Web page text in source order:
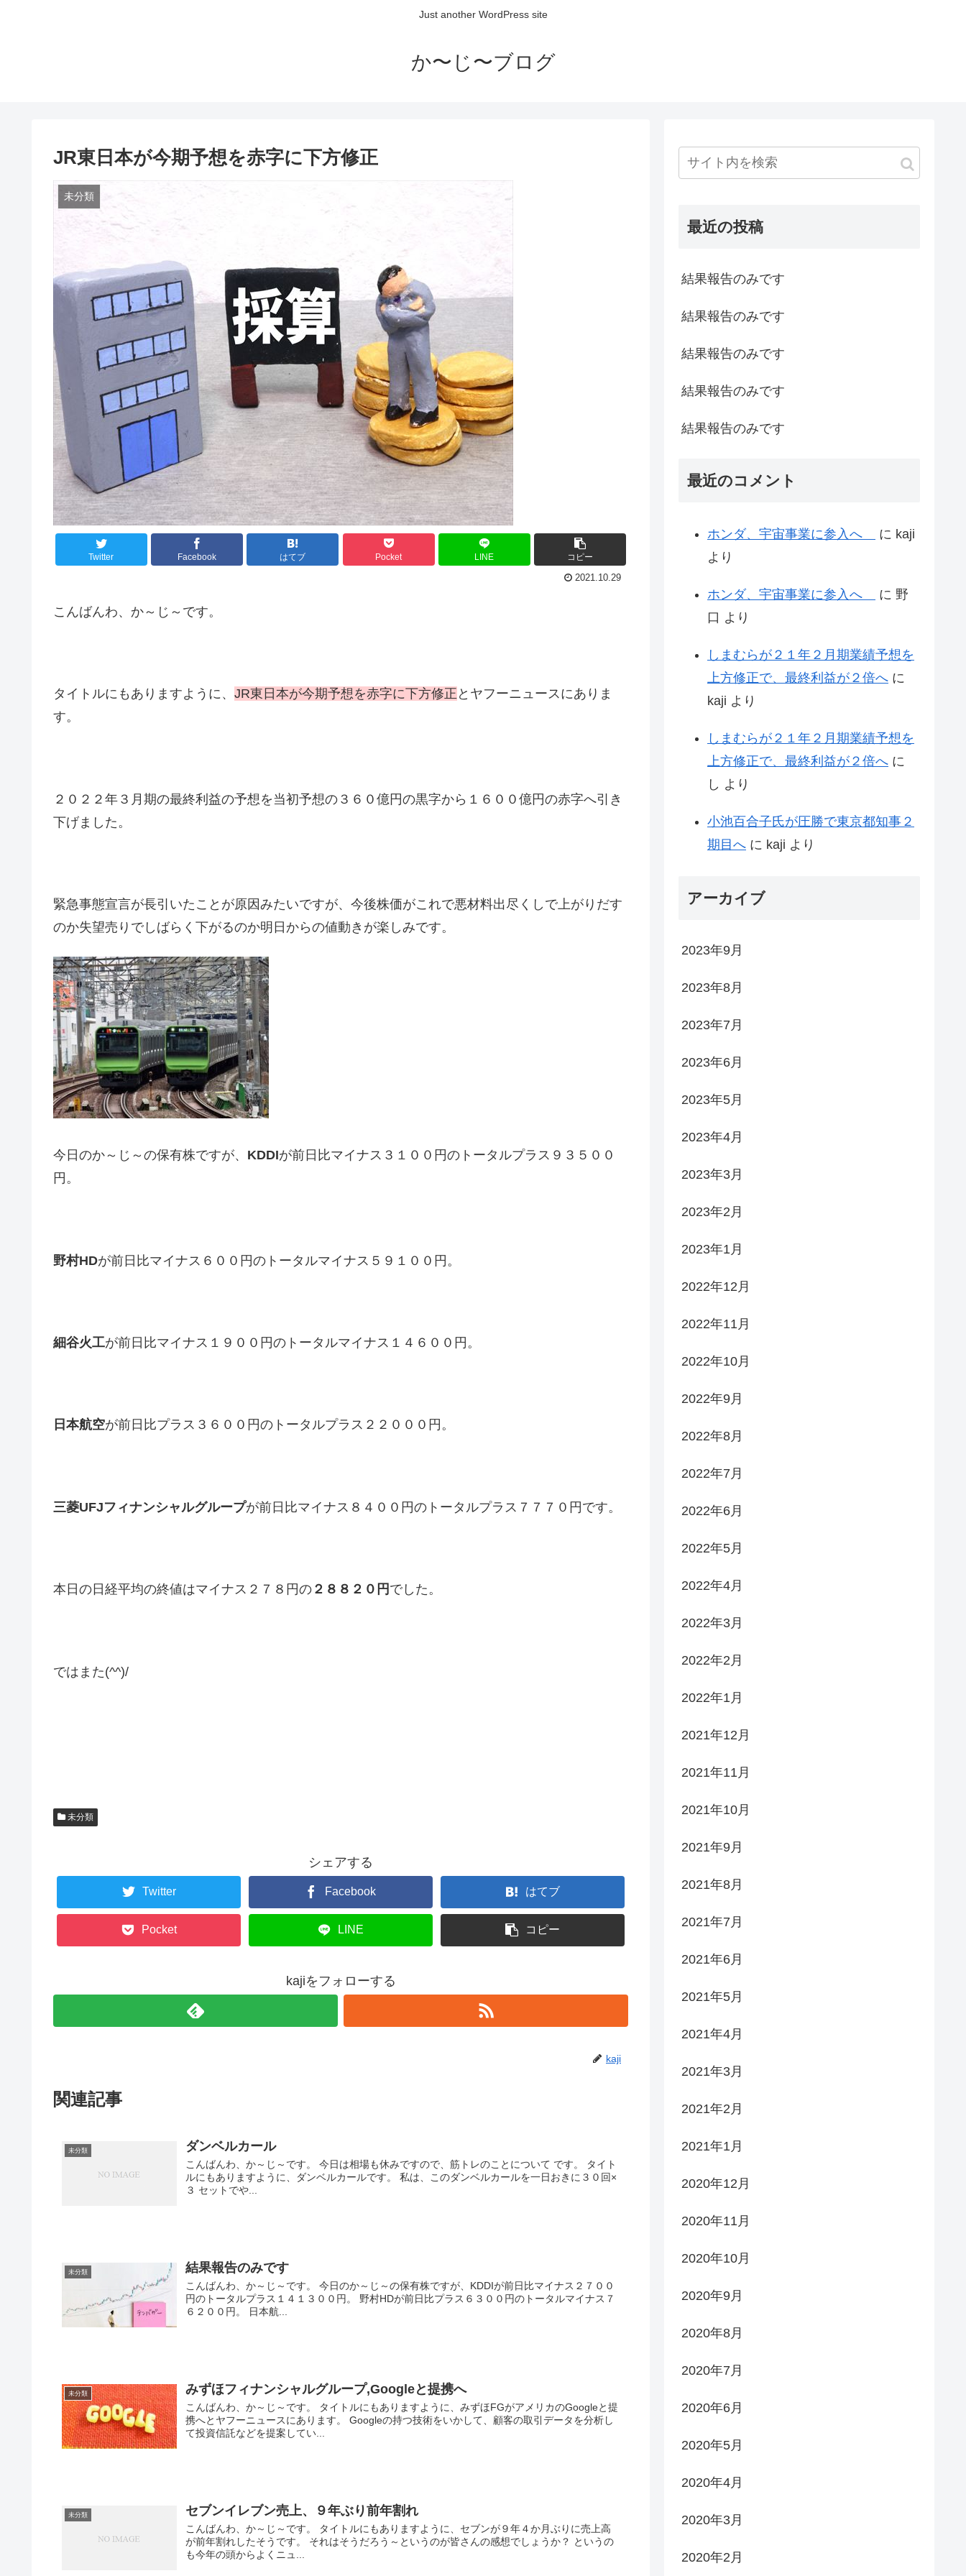
Just another WordPress site
か〜じ〜ブログ
JR東日本が今期予想を赤字に下方修正
未分類
Twitter Facebook はてブ Pocket LINE コピー
2021.10.29
こんばんわ、か～じ～です。
タイトルにもありますように、 JR東日本が今期予想を赤字に下方修正 とヤフーニュースにありま
す。
２０２２年３月期の最終利益の予想を当初予想の３６０億円の黒字から１６００億円の赤字へ引き
下げました。
緊急事態宣言が長引いたことが原因みたいですが、今後株価がこれで悪材料出尽くしで上がりだす
のか失望売りでしばらく下がるのか明日からの値動きが楽しみです。
今日のか～じ～の保有株ですが、 KDDIが前日比マイナス３１００円のトータルプラス９３５００
円。
野村HDが前日比マイナス６００円のトータルマイナス５９１００円。
細谷火工が前日比マイナス１９００円のトータルマイナス１４６００円。
日本航空が前日比プラス３６００円のトータルプラス２２０００円。
三菱UFJフィナンシャルグループが前日比マイナス８４００円のトータルプラス７７７０円です。
本日の日経平均の終値はマイナス２７８円の ２８８２０円 でした。
ではまた(^^)/
未分類
シェアする
Twitter Facebook はてブ
Pocket LINE コピー
kajiをフォローする
kaji
関連記事
未分類 ダンベルカール
こんばんわ、か～じ～です。 今日は相場も休みですので、筋トレのことについて です。 タイト
ルにもありますように、ダンベルカールです。 私は、このダンベルカールを一日おきに３０回×
３ セットでや...
未分類 結果報告のみです
こんばんわ、か～じ～です。 今日のか～じ～の保有株ですが、KDDIが前日比マイナス２７００
円のトータルプラス１４１３００円。 野村HDが前日比プラス６３００円のトータルマイナス７
６２００円。 日本航...
未分類 みずほフィナンシャルグループ,Googleと提携へ
こんばんわ、か～じ～です。 タイトルにもありますように、みずほFGがアメリカのGoogleと提
携へとヤフーニュースにあります。 Googleの持つ技術をいかして、顧客の取引データを分析し
て投資信託などを提案してい...
未分類 セブンイレブン売上、９年ぶり前年割れ
こんばんわ、か～じ～です。 タイトルにもありますように、セブンが９年４か月ぶりに売上高
が前年割れしたそうです。 それはそうだろう～というのが皆さんの感想でしょうか？ というの
も今年の頭からよくニュ...
最近の投稿
結果報告のみです
結果報告のみです
結果報告のみです
結果報告のみです
結果報告のみです
最近のコメント
ホンダ、宇宙事業に参入へ に kaji
より
ホンダ、宇宙事業に参入へ に 野
口 より
しまむらが２１年２月期業績予想を
上方修正で、最終利益が２倍へ に
kaji より
しまむらが２１年２月期業績予想を
上方修正で、最終利益が２倍へ に
し より
小池百合子氏が圧勝で東京都知事２
期目へ に kaji より
アーカイブ
2023年9月
2023年8月
2023年7月
2023年6月
2023年5月
2023年4月
2023年3月
2023年2月
2023年1月
2022年12月
2022年11月
2022年10月
2022年9月
2022年8月
2022年7月
2022年6月
2022年5月
2022年4月
2022年3月
2022年2月
2022年1月
2021年12月
2021年11月
2021年10月
2021年9月
2021年8月
2021年7月
2021年6月
2021年5月
2021年4月
2021年3月
2021年2月
2021年1月
2020年12月
2020年11月
2020年10月
2020年9月
2020年8月
2020年7月
2020年6月
2020年5月
2020年4月
2020年3月
2020年2月